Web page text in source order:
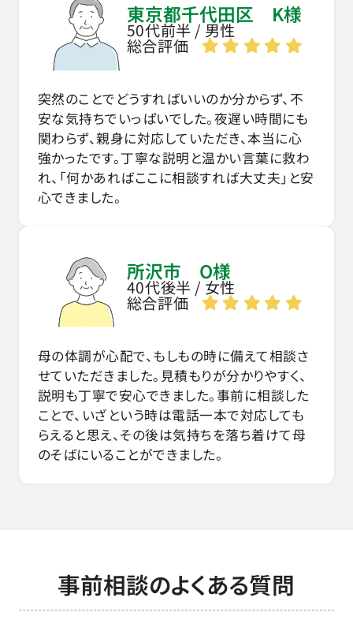
東京都千代田区 K様
50代前半 / 男性
総合評価
突然のことでどうすればいいのか分からず、不
安な気持ちでいっぱいでした。夜遅い時間にも
関わらず、親身に対応していただき、本当に心
強かったです。丁寧な説明と温かい言葉に救わ
れ、「何かあればここに相談すれば大丈夫」と安
心できました。
所沢市 O様
40代後半 / 女性
総合評価
母の体調が心配で、もしもの時に備えて相談さ
せていただきました。見積もりが分かりやすく、
説明も丁寧で安心できました。事前に相談した
ことで、いざという時は電話一本で対応しても
らえると思え、その後は気持ちを落ち着けて母
のそばにいることができました。
事前相談のよくある質問